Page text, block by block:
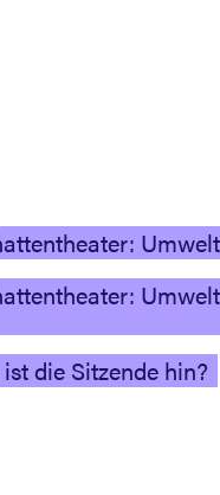
die Sitzende hin?